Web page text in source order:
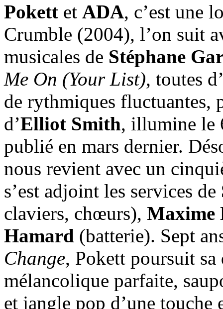
Pokett et ADA, c’est une
Crumble (2004), l’on suit
musicales de Stéphane
Me On (Your List), toutes
de rythmiques fluctuantes,
d’Elliot Smith, illumine le
publié en mars dernier.
nous revient avec un
s’est adjoint les services de
claviers, chœurs), Maxime
Hamard (batterie). Sept
Change, Pokett poursuit sa
mélancolique parfaite,
et jangle pop d’une